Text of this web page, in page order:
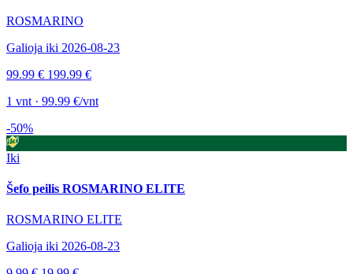
ROSMARINO
Galioja iki 2026-08-23
99.99 € 199.99 €
1 vnt · 99.99 €/vnt
-50%
Iki
Šefo peilis ROSMARINO ELITE
ROSMARINO ELITE
Galioja iki 2026-08-23